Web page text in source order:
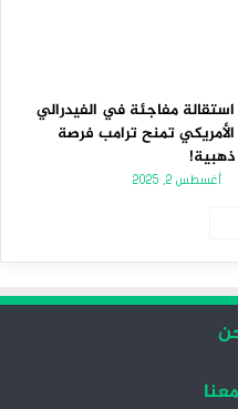
استقالة مفاجئة في الفيدرالي
الأمريكي تمنح ترامب فرصة
ذهبية!
أغسطس 2, 2025